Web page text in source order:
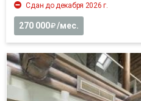
Сдан до декабря 2026 г.
270 000 /мес.